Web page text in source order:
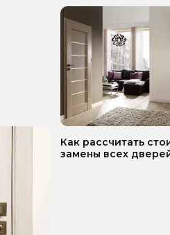
Как рассчитать
замены всех